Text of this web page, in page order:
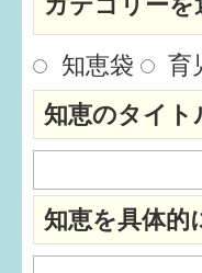
知恵袋 育
知恵のタイト
知恵を具体的
入園・入学
相談したい
さまざまな
子育てカレン
妊娠